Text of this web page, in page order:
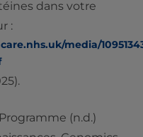
dans votre
:
media/
(n.d.)